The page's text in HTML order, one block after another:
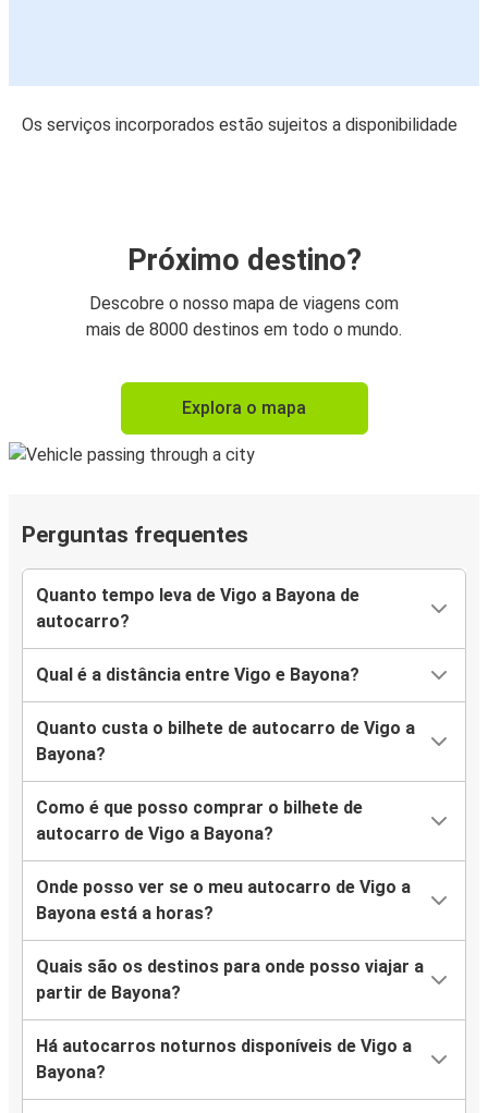
Os serviços incorporados estão sujeitos a disponibilidade
Próximo destino?
Descobre o nosso mapa de viagens com
mais de 8000 destinos em todo o mundo.
Explora o mapa
Perguntas frequentes
Quanto tempo leva de Vigo a Bayona de
autocarro?
Qual é a distância entre Vigo e Bayona?
Quanto custa o bilhete de autocarro de Vigo a
Bayona?
Como é que posso comprar o bilhete de
autocarro de Vigo a Bayona?
Onde posso ver se o meu autocarro de Vigo a
Bayona está a horas?
Quais são os destinos para onde posso viajar a
partir de Bayona?
Há autocarros noturnos disponíveis de Vigo a
Bayona?